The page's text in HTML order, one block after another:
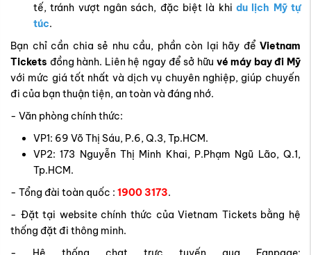
- Văn phòng chính thức:
VP1: 69 Võ Thị Sáu, P.6, Q.3, Tp.HCM.
VP2: 173 Nguyễn Thị Minh Khai, P.Phạm Ngũ Lão, Q.1,
Tp.HCM.
- Tổng đài toàn quốc :1900 3173.
thống đặt đi thông minh.
- Hệ thống chat trực tuyến qua Fanpage:
facebook.com/vietnamtickets.com.vn